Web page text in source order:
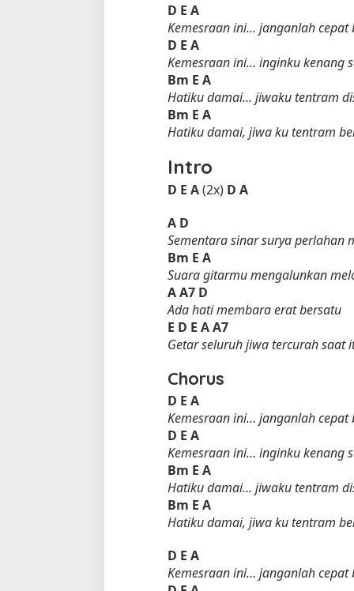
D E A
Kemesraan ini… janganlah cepat
D E A
Kemesraan ini… inginku kenang
Bm E A
Hatiku damai… jiwaku tentram
Bm E A
Hatiku damai, jiwa ku tentram
Intro
D E A(2x) D A
A D
Sementara sinar surya perlahan
Bm E A
Suara gitarmu mengalunkan
AA7 D
Ada hati membara erat bersatu
E D E AA7
Getar seluruh jiwa tercurah saat
Chorus
D E A
Kemesraan ini… janganlah cepat
D E A
Kemesraan ini… inginku kenang
Bm E A
Hatiku damai… jiwaku tentram
Bm E A
Hatiku damai, jiwa ku tentram
D E A
Kemesraan ini… janganlah cepat
Tempat Makan All You Can Eat di
3 Januari 2025
Di Daerah, Jambi, Travel